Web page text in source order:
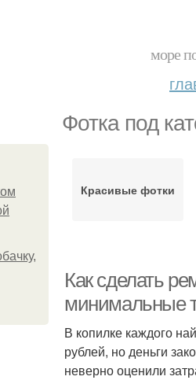
море
Фотка под
Красивые фотки
Как сделать
минимальные
В копилке каждого
рублей, но деньги
неверно оценили